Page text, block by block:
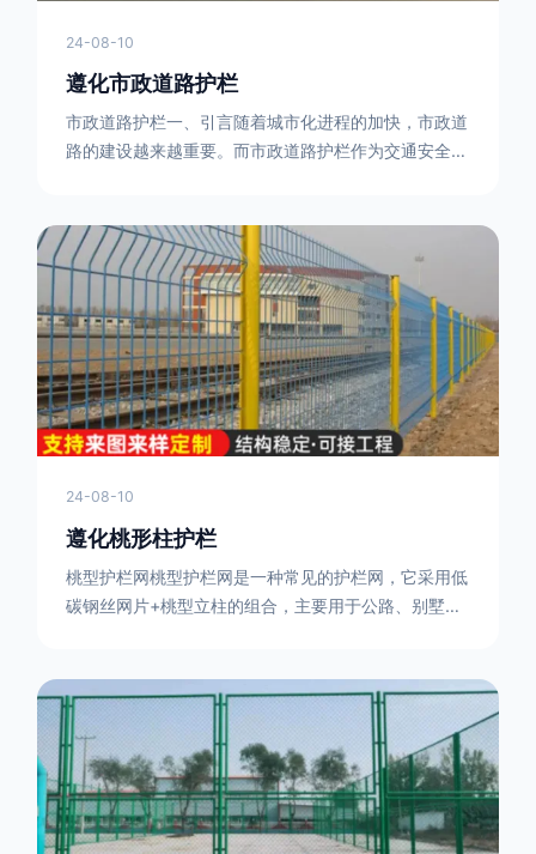
24-08-10
遵化市政道路护栏
市政道路护栏一、引言随着城市化进程的加快，市政道
路的建设越来越重要。而市政道路护栏作为交通安全的
的功能防护功能：市政道路护栏的主要功能是防止车辆
失控，保护行人安全。它可以有效地阻止因驾驶员疏忽
或车辆故障而导致的事故发生，减少交通事故的发生
率。隔离功能：市政道路护栏可以将道路与人行道、绿
化带等隔离开来，避
24-08-10
遵化桃形柱护栏
桃型护栏网桃型护栏网是一种常见的护栏网，它采用低
碳钢丝网片+桃型立柱的组合，主要用于公路、别墅小
型，安装方便。桃型护栏网的安装方法如下：先固定
17631598285根色谱柱，然后将网格钩在此色谱柱
上，然后将第二根色谱柱钩在网格上，然后将其拧紧，
然后类推，一套一套的安装即可。该安装牢固美观，不
会损坏油漆表面 。桃型护栏网使